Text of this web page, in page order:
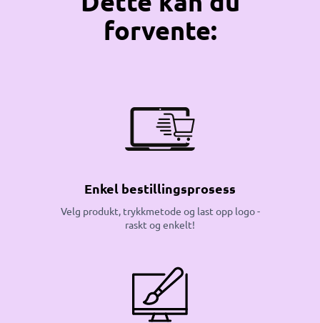
forvente:
Enkel bestillingsprosess
Velg produkt, trykkmetode og last opp logo -
raskt og enkelt!